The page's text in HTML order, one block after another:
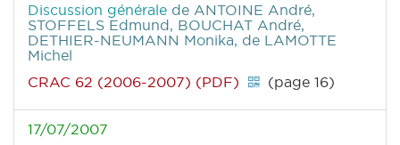
Discussion générale de ANTOINE André,
STOFFELS Edmund, BOUCHAT André,
DETHIER-NEUMANN Monika, de LAMOTTE
Michel
CRAC 62 (2006-2007) (PDF)
(page 16)
17/07/2007